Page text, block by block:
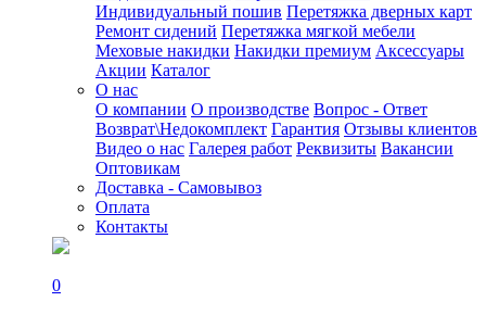
Индивидуальный пошив Перетяжка дверных карт
Ремонт сидений Перетяжка мягкой мебели
Меховые накидки Накидки премиум Аксессуары
Акции Каталог
О нас
О компании О производстве Вопрос - Ответ
Возврат\Недокомплект Гарантия Отзывы клиентов
Видео о нас Галерея работ Реквизиты Вакансии
Оптовикам
Доставка - Самовывоз
Оплата
Контакты
0